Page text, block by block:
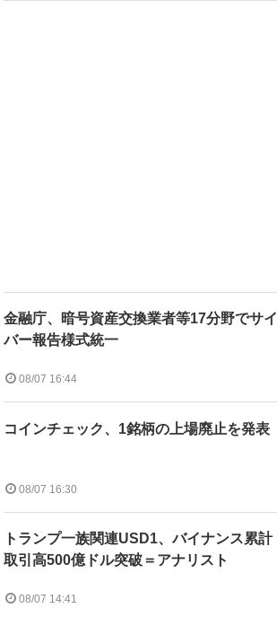
金融庁、暗号資産交換業者等17分野でサイ
バー報告様式統一
08/07 16:44
コインチェック、1銘柄の上場廃止を発表
08/07 16:30
トランプ一族関連USD1、バイナンス累計
取引高500億ドル突破＝アナリスト
08/07 14:41